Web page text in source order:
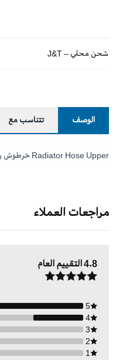
شحن محلي – J&T
الوصف تتناسب مع
Radiator Hose Upper خرطوش رديتر
مراجعات العملاء
4.8التقييم العام
5
4
3
2
1